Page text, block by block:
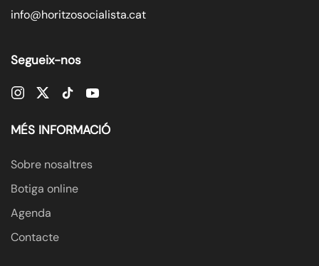
info@horitzosocialista.cat
Segueix-nos
MÉS INFORMACIÓ
Sobre nosaltres
Botiga online
Agenda
Contacte